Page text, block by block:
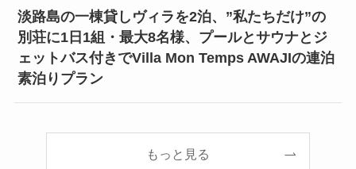
淡路島の一棟貸しヴィラを2泊、”私たちだけ”の
別荘に1日1組・最大8名様、プールとサウナとジ
ェットバス付きでVilla Mon Temps AWAJIの連泊
素泊りプラン
もっと見る